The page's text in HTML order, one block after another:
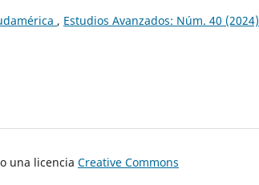
, Estudios Avanzados: Núm. 40 (2024)
una licencia Creative Commons